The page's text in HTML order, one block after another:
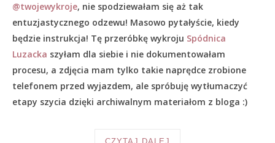
@twojewykroje, nie spodziewałam się aż tak
entuzjastycznego odzewu! Masowo pytałyście, kiedy
będzie instrukcja! Tę przeróbkę wykroju Spódnica
Luzacka szyłam dla siebie i nie dokumentowałam
procesu, a zdjęcia mam tylko takie naprędce zrobione
telefonem przed wyjazdem, ale spróbuję wytłumaczyć
etapy szycia dzięki archiwalnym materiałom z bloga :)